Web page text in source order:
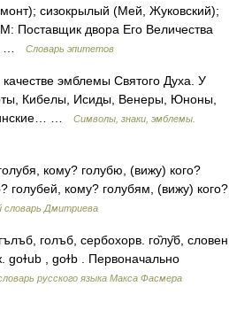
сизокрылый (Мей, Жуковский);
Поставщик двора Его Величества
…
Словарь эпитетов
эмблемы Святого Духа. У
Кибелы, Исиды, Венеры, Юноны,
…
Символы, знаки, эмблемы.
кому? голубю, (вижу) кого?
голубей, кому? голубям, (вижу) кого?
словарь Дмитриева
голъб, сербохорв. го̏лу̑б, словен.
goɫub , goɫb . Первоначально
русского языка Макса Фасмера